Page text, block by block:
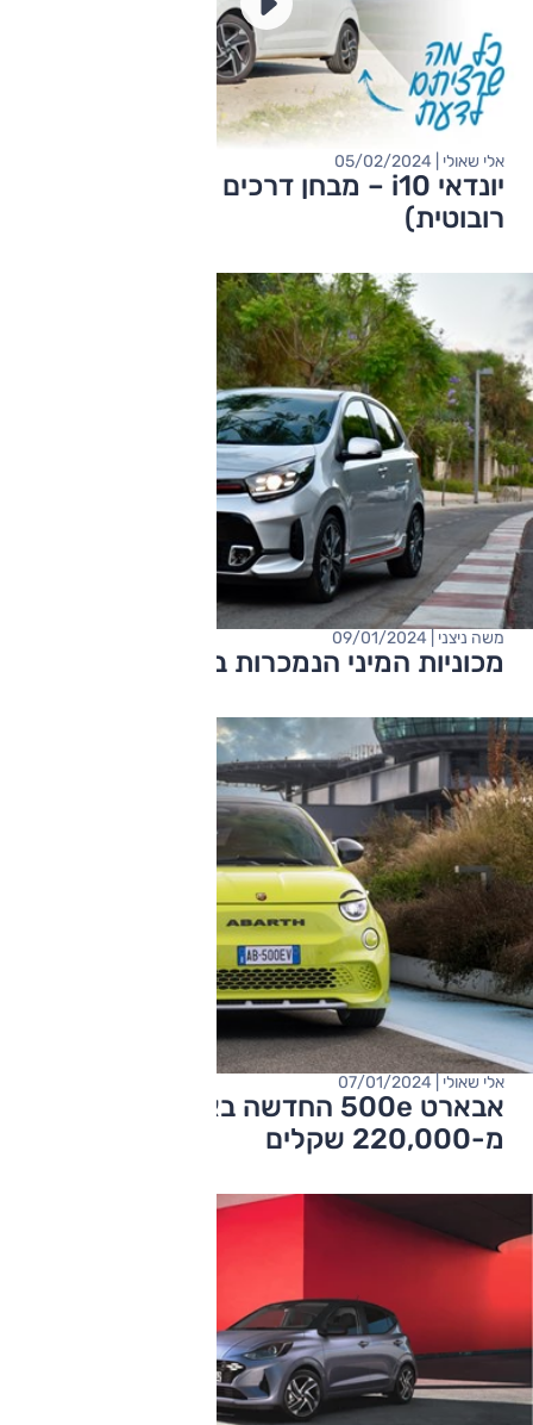
יונדאי i10 – מבחן דרכים (מתיחת פנים,
רובוטית)
אלי שאולי | 05/02/2024
מכוניות המיני הנמכרות בישראל 2023
משה ניצני | 09/01/2024
אבארט 500e החדשה בארץ – מחיר החל
מ-220,000 שקלים
אלי שאולי | 07/01/2024